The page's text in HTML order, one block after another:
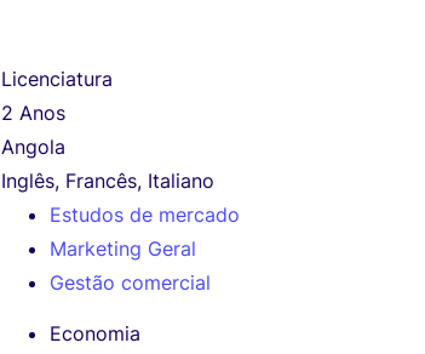
Licenciatura
2 Anos
Angola
Inglês, Francês, Italiano
Estudos de mercado
Marketing Geral
Gestão comercial
Economia